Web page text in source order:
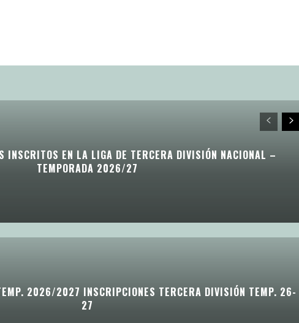
INSCRITOS EN LA LIGA DE TERCERA DIVISIÓN NACIONAL –
TEMPORADA 2026/27
2026/2027 INSCRIPCIONES TERCERA DIVISIÓN TEMP. 26-
27